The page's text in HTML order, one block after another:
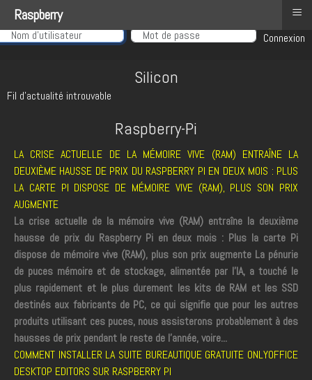
Nom d'utilisateur Connexion
Silicon
Fil d'actualité introuvable
Raspberry-Pi
LA CRISE ACTUELLE DE LA MÉMOIRE VIVE (RAM) ENTRAÎNE LA
DEUXIÈME HAUSSE DE PRIX DU RASPBERRY PI EN DEUX MOIS : PLUS
LA CARTE PI DISPOSE DE MÉMOIRE VIVE (RAM), PLUS SON PRIX
AUGMENTE
La crise actuelle de la mémoire vive (RAM) entraîne la deuxième
hausse de prix du Raspberry Pi en deux mois : Plus la carte Pi
dispose de mémoire vive (RAM), plus son prix augmente La pénurie
de puces mémoire et de stockage, alimentée par l'IA, a touché le
plus rapidement et le plus durement les kits de RAM et les SSD
destinés aux fabricants de PC, ce qui signifie que pour les autres
produits utilisant ces puces, nous assisterons probablement à des
hausses de prix pendant le reste de l'année, voire...
COMMENT INSTALLER LA SUITE BUREAUTIQUE GRATUITE ONLYOFFICE
DESKTOP EDITORS SUR RASPBERRY PI
Raspberry ≡